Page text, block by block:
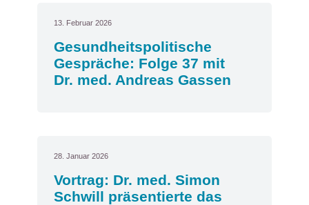
13. Februar 2026
Gesundheitspolitische
Gespräche: Folge 37 mit
Dr. med. Andreas Gassen
28. Januar 2026
Vortrag: Dr. med. Simon
Schwill präsentierte das